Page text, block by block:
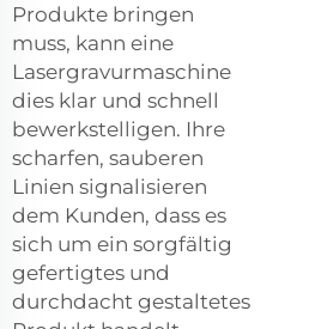
Produkte bringen
muss, kann eine
Lasergravurmaschine
dies klar und schnell
bewerkstelligen. Ihre
scharfen, sauberen
Linien signalisieren
dem Kunden, dass es
sich um ein sorgfältig
gefertigtes und
durchdacht gestaltetes